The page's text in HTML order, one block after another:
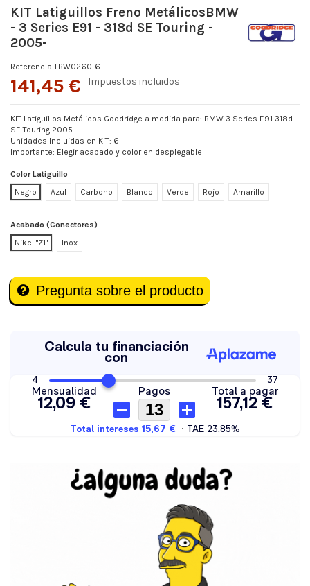
KIT Latiguillos Freno MetálicosBMW
- 3 Series E91 - 318d SE Touring -
2005-
Referencia TBW0260-6
141,45 € Impuestos incluidos
KIT Latiguillos Metálicos Goodridge a medida para: BMW 3 Series E91 318d
SE Touring 2005-
Unidades Incluidas en KIT: 6
Importante: Elegir acabado y color en desplegable
Color Latiguillo
Negro
Azul Carbono Blanco Verde Rojo Amarillo
Acabado (Conectores)
Nikel "Z1"
Inox
Pregunta sobre el producto